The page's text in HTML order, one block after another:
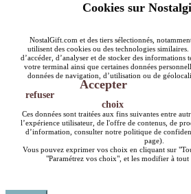
Cookies sur
NostalGift.com et des tiers sélectionnés,
utilisent des cookies ou des technologies
d’accéder, d’analyser et de stocker des informations
votre terminal ainsi que certaines données
données de navigation, d’utilisation ou de
Accepter
refuser
choix
Ces données sont traitées aux fins suivantes entre
l’expérience utilisateur, de l'offre de contenus, de
d’information, consulter notre politique de
page).
Vous pouvez exprimer vos choix en cliquant sur
"Paramétrez vos choix", et les modifier à tout